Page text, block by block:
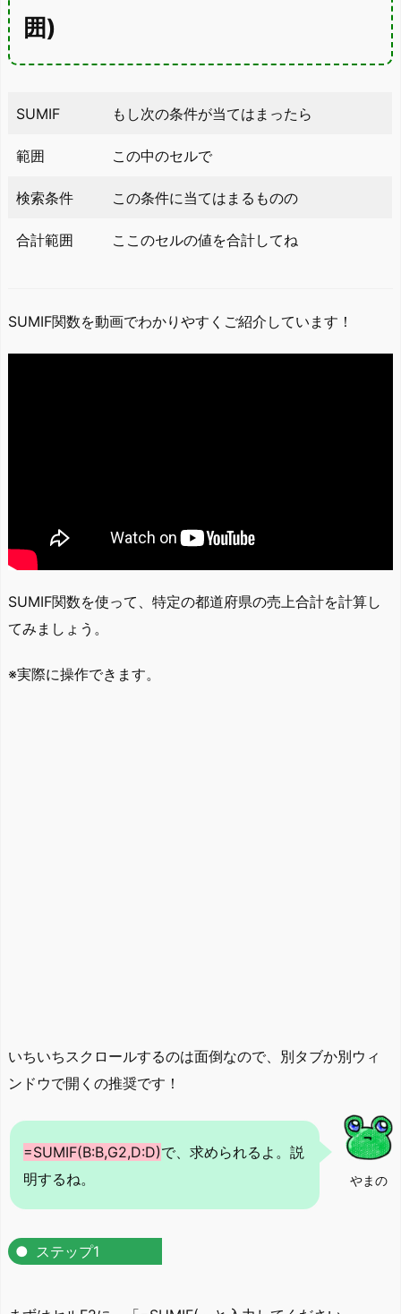
囲)
SUMIF もし次の条件が当てはまったら
範囲 この中のセルで
検索条件 この条件に当てはまるものの
合計範囲 ここのセルの値を合計してね
SUMIF関数を動画でわかりやすくご紹介しています！
SUMIF関数を使って、特定の都道府県の売上合計を計算し
てみましょう。
※実際に操作できます。
いちいちスクロールするのは面倒なので、別タブか別ウィ
ンドウで開くの推奨です！
やまの
=SUMIF(B:B,G2,D:D)で、求められるよ。説
明するね。
ステップ1